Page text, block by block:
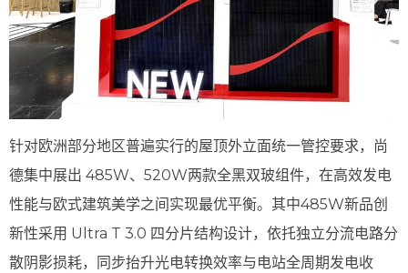
针对欧洲部分地区普遍实行的屋顶外立面统一管控要求，尚
德集中展出 485W、520W两款全黑双玻组件，在高效发电
性能与欧式建筑美学之间实现最优平衡。其中485W新品创
新性采用 Ultra T 3.0 四分片结构设计，依托独立分流电路分
散阴影损耗，同步抬升光电转换效率与电站全周期发电收